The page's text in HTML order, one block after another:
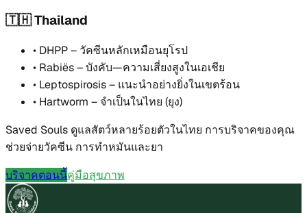
🇹🇭 Thailand
• DHPP – วัคซีนหลักเหมือนยุโรป
• Rabiës –บังคับ—ความเสี่ยงสูงในเอเชีย
• Leptospirosis – แนะนำอย่างยิ่งในเขตร้อน
• Hartworm – จำเป็นในไทย (ยุง)
Saved Souls ดูแลสัตว์หลายร้อยตัวในไทย การบริจาคของคุณ
ช่วยจ่ายวัคซีน การทำหมันและยา
บริจาคตอนนี้คู่มือสุขภาพ